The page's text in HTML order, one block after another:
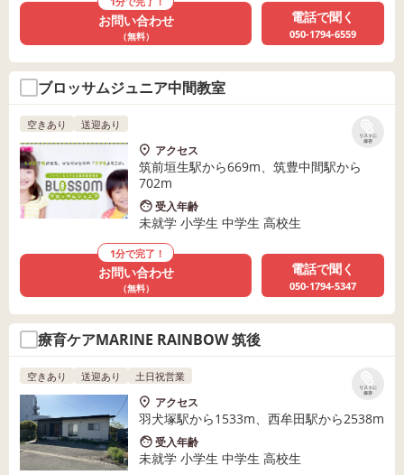
お問い合わせ
（無料）
電話で聞く
050-1794-6559
ブロッサムジュニア中間教室
リストに
保存
空きあり 送迎あり
アクセス
筑前垣生駅から669m、筑豊中間駅から
702m
受入年齢
未就学 小学生 中学生 高校生
1分で完了！
お問い合わせ
（無料）
電話で聞く
050-1794-5347
療育ケアMARINE RAINBOW 筑後
リストに
保存
空きあり 送迎あり 土日祝営業
アクセス
羽犬塚駅から1533m、西牟田駅から2538m
受入年齢
未就学 小学生 中学生 高校生